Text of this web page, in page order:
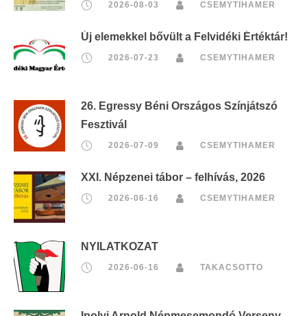
2026-08-03 CSEMYTIHAMER
Új elemekkel bővült a Felvidéki Értéktár!
2026-07-23 CSEMYTIHAMER
26. Egressy Béni Országos Színjátszó
Fesztivál
2026-07-09 CSEMYTIHAMER
XXI. Népzenei tábor – felhívás, 2026
2026-06-16 CSEMYTIHAMER
NYILATKOZAT
2026-06-16 TAKACSOTTO